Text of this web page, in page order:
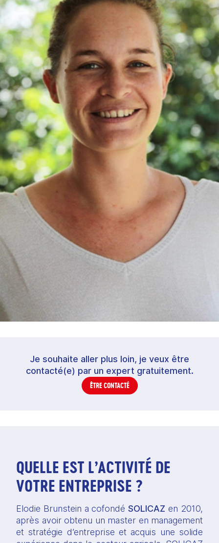
Je souhaite aller plus loin, je veux être
contacté(e) par un expert gratuitement.
ÊTRE CONTACTÉ
QUELLE EST L’ACTIVITÉ DE
VOTRE ENTREPRISE ?
Elodie Brunstein a cofondé SOLICAZ en 2010,
après avoir obtenu un master en management
et stratégie d’entreprise et acquis une solide